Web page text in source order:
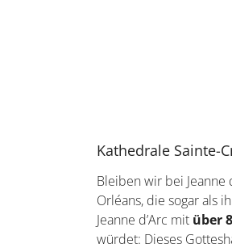
Kathedrale Sainte-
Bleiben wir bei Jeanne
Orléans, die sogar als
Jeanne d’Arc mit über
würdet: Dieses